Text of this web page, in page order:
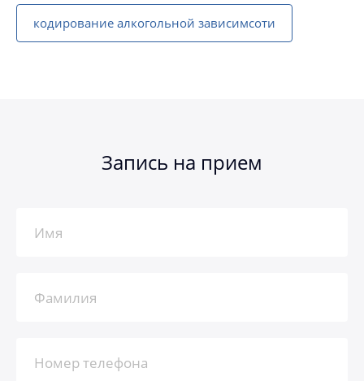
кодирование алкогольной зависимсоти
Запись на прием